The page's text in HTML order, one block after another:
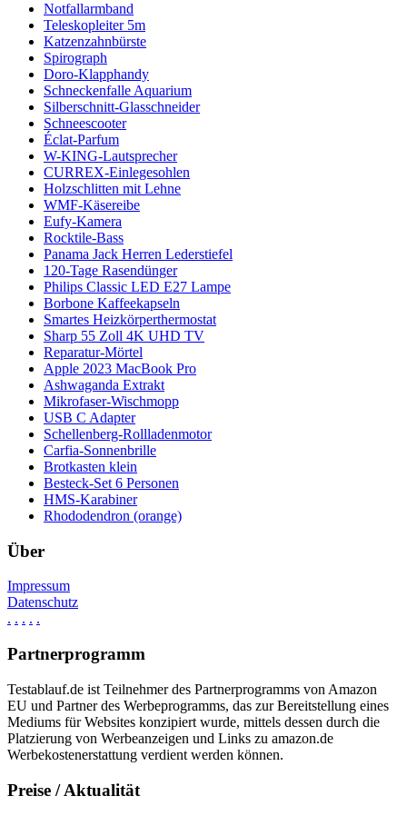
Notfallarmband
Teleskopleiter 5m
Katzenzahnbürste
Spirograph
Doro-Klapphandy
Schneckenfalle Aquarium
Silberschnitt-Glasschneider
Schneescooter
Éclat-Parfum
W-KING-Lautsprecher
CURREX-Einlegesohlen
Holzschlitten mit Lehne
WMF-Käsereibe
Eufy-Kamera
Rocktile-Bass
Panama Jack Herren Lederstiefel
120-Tage Rasendünger
Philips Classic LED E27 Lampe
Borbone Kaffeekapseln
Smartes Heizkörperthermostat
Sharp 55 Zoll 4K UHD TV
Reparatur-Mörtel
Apple 2023 MacBook Pro
Ashwaganda Extrakt
Mikrofaser-Wischmopp
USB C Adapter
Schellenberg-Rollladenmotor
Carfia-Sonnenbrille
Brotkasten klein
Besteck-Set 6 Personen
HMS-Karabiner
Rhododendron (orange)
Über
Impressum
Datenschutz
. . . . .
Partnerprogramm
Testablauf.de ist Teilnehmer des Partnerprogramms von Amazon
EU und Partner des Werbeprogramms, das zur Bereitstellung eines
Mediums für Websites konzipiert wurde, mittels dessen durch die
Platzierung von Werbeanzeigen und Links zu amazon.de
Werbekostenerstattung verdient werden können.
Preise / Aktualität